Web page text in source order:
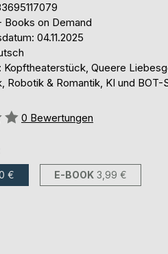
Books on Demand
04.11.2025
Kopftheaterstück, Queere
Robotik & Romantik, KI und BOT-
0 Bewertungen
€ E-BOOK 3,99 €